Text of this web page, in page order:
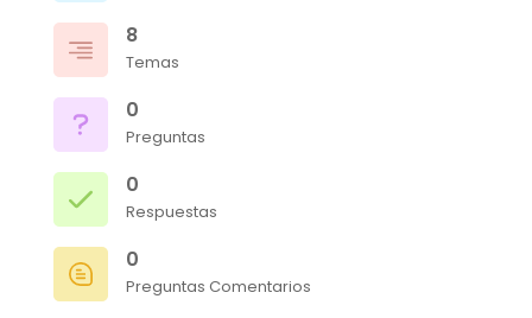
8
Temas
0
Preguntas
0
Respuestas
0
Preguntas Comentarios